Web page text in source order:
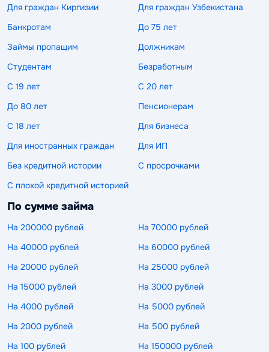
Для граждан Киргизии
Для граждан Узбекистана
Банкротам
До 75 лет
Займы пропащим
Должникам
Студентам
Безработным
С 19 лет
С 20 лет
До 80 лет
Пенсионерам
С 18 лет
Для бизнеса
Для иностранных граждан
Для ИП
Без кредитной истории
С просрочками
С плохой кредитной историей
По сумме займа
На 200000 рублей
На 70000 рублей
На 40000 рублей
На 60000 рублей
На 20000 рублей
На 25000 рублей
На 15000 рублей
На 3000 рублей
На 4000 рублей
На 5000 рублей
На 2000 рублей
На 500 рублей
На 100 рублей
На 150000 рублей